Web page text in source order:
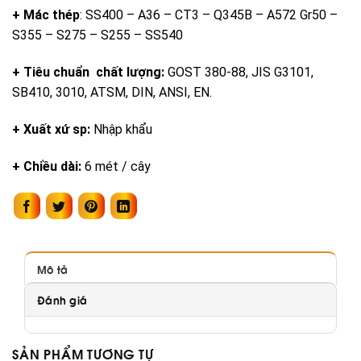
+ Mác thép: SS400 – A36 – CT3 – Q345B – A572 Gr50 –
S355 – S275 – S255 – SS540
+ Tiêu chuẩn chất lượng: GOST 380-88, JIS G3101,
SB410, 3010, ATSM, DIN, ANSI, EN.
+ Xuất xứ sp: Nhập khẩu
+ Chiều dài: 6 mét / cây
Mô tả
Đánh giá
SẢN PHẨM TƯƠNG TỰ